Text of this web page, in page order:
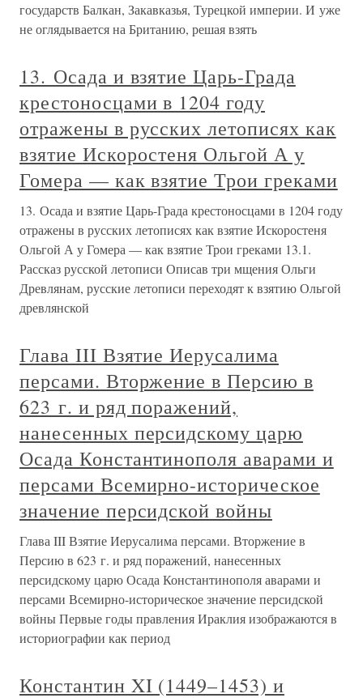
государств Балкан, Закавказья, Турецкой империи. И уже
не оглядывается на Британию, решая взять
13. Осада и взятие Царь-Града
крестоносцами в 1204 году
отражены в русских летописях как
взятие Искоростеня Ольгой А у
Гомера — как взятие Трои греками
13. Осада и взятие Царь-Града крестоносцами в 1204 году
отражены в русских летописях как взятие Искоростеня
Ольгой А у Гомера — как взятие Трои греками 13.1.
Рассказ русской летописи Описав три мщения Ольги
Древлянам, русские летописи переходят к взятию Ольгой
древлянской
Глава III Взятие Иерусалима
персами. Вторжение в Персию в
623 г. и ряд поражений,
нанесенных персидскому царю
Осада Константинополя аварами и
персами Всемирно-историческое
значение персидской войны
Глава III Взятие Иерусалима персами. Вторжение в
Персию в 623 г. и ряд поражений, нанесенных
персидскому царю Осада Константинополя аварами и
персами Всемирно-историческое значение персидской
войны Первые годы правления Ираклия изображаются в
историографии как период
Константин XI (1449–1453) и